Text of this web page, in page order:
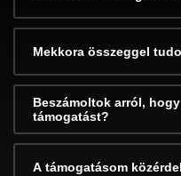
Mekkora összeggel
Beszámoltok arról,
támogatást?
A támogatásom